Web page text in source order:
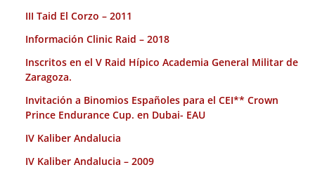
III Taid El Corzo – 2011
Información Clinic Raid – 2018
Inscritos en el V Raid Hípico Academia General Militar de
Zaragoza.
Invitación a Binomios Españoles para el CEI** Crown
Prince Endurance Cup. en Dubai- EAU
IV Kaliber Andalucia
IV Kaliber Andalucia – 2009